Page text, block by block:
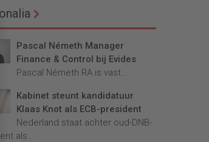
Pascal Németh Manager
Finance & Control bij Evides
Pascal Németh RA is vast...
Kabinet steunt kandidatuur
Klaas Knot als ECB-president
Nederland staat achter oud-DNB-
als...